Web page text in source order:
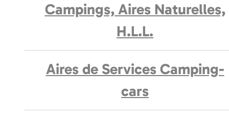
Campings, Aires Naturelles,
H.L.L.
Aires de Services Camping-
cars